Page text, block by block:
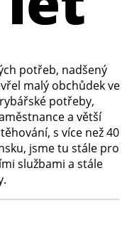
potřeb, nadšený
malý obchůdek ve
potřeby,
a větší
s více než 40
jsme tu stále pro
službami a stále